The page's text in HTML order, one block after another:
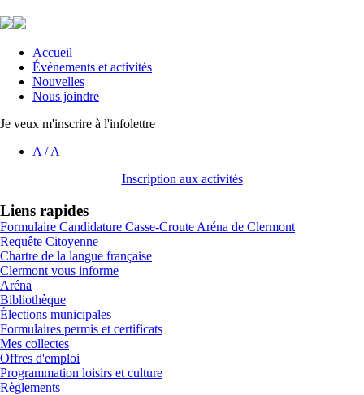
Accueil
Événements et activités
Nouvelles
Nous joindre
Je veux m'inscrire à l'infolettre
A /A
Inscription aux activités
Liens rapides
Formulaire Candidature Casse-Croute Aréna de Clermont
Requête Citoyenne
Chartre de la langue française
Clermont vous informe
Aréna
Bibliothèque
Élections municipales
Formulaires permis et certificats
Mes collectes
Offres d'emploi
Programmation loisirs et culture
Règlements